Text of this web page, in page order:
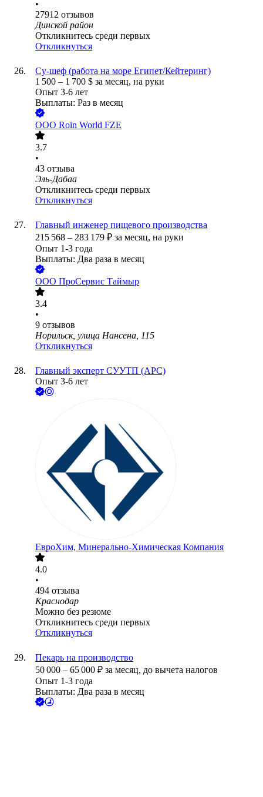
•
27912 отзывов
Динской район
Откликнитесь среди первых
Откликнуться
Су-шеф (работа на море Египет/Кейтеринг)
1 500 – 1 700 $ за месяц, на руки
Опыт 3-6 лет
Выплаты: Раз в месяц
ООО Roin World FZE
3.7
•
43 отзыва
Эль-Дабаа
Откликнитесь среди первых
Откликнуться
Главный инженер пищевого производства
215 568 – 283 179 ₽ за месяц, на руки
Опыт 1-3 года
Выплаты: Два раза в месяц
ООО ПроСервис Таймыр
3.4
•
9 отзывов
Норильск, улица Нансена, 115
Откликнуться
Главный эксперт СУУТП (APC)
Опыт 3-6 лет
ЕвроХим, Минерально-Химическая Компания
4.0
•
494 отзыва
Краснодар
Можно без резюме
Откликнитесь среди первых
Откликнуться
Пекарь на производство
50 000 – 65 000 ₽ за месяц, до вычета налогов
Опыт 1-3 года
Выплаты: Два раза в месяц